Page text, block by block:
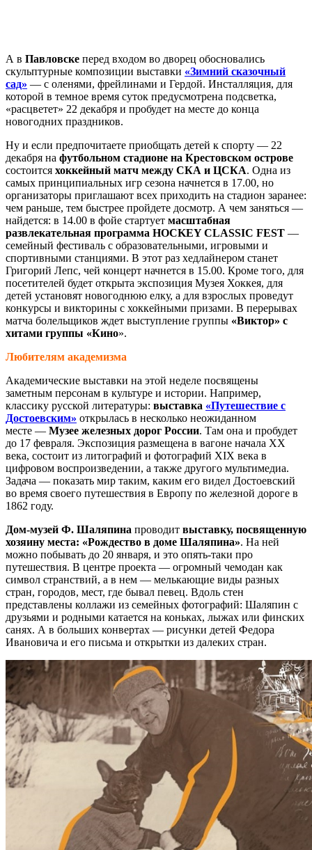
А в Павловске перед входом во дворец обосновались
скульптурные композиции выставки «Зимний сказочный
сад» — с оленями, фрейлинами и Гердой. Инсталляция, для
которой в темное время суток предусмотрена подсветка,
«расцветет» 22 декабря и пробудет на месте до конца
новогодних праздников.
Ну и если предпочитаете приобщать детей к спорту — 22
декабря на футбольном стадионе на Крестовском острове
состоится хоккейный матч между СКА и ЦСКА. Одна из
самых принципиальных игр сезона начнется в 17.00, но
организаторы приглашают всех приходить на стадион заранее:
чем раньше, тем быстрее пройдете досмотр. А чем заняться —
найдется: в 14.00 в фойе стартует масштабная
развлекательная программа HOCKEY CLASSIC FEST —
семейный фестиваль с образовательными, игровыми и
спортивными станциями. В этот раз хедлайнером станет
Григорий Лепс, чей концерт начнется в 15.00. Кроме того, для
посетителей будет открыта экспозиция Музея Хоккея, для
детей установят новогоднюю елку, а для взрослых проведут
конкурсы и викторины с хоккейными призами. В перерывах
матча болельщиков ждет выступление группы «Виктор» с
хитами группы «Кино».
Любителям академизма
Академические выставки на этой неделе посвящены
заметным персонам в культуре и истории. Например,
классику русской литературы: выставка «Путешествие с
Достоевским» открылась в несколько неожиданном
месте — Музее железных дорог России. Там она и пробудет
до 17 февраля. Экспозиция размещена в вагоне начала XX
века, состоит из литографий и фотографий XIX века в
цифровом воспроизведении, а также другого мультимедиа.
Задача — показать мир таким, каким его видел Достоевский
во время своего путешествия в Европу по железной дороге в
1862 году.
Дом-музей Ф. Шаляпина проводит выставку, посвященную
хозяину места: «Рождество в доме Шаляпина». На ней
можно побывать до 20 января, и это опять-таки про
путешествия. В центре проекта — огромный чемодан как
символ странствий, а в нем — мелькающие виды разных
стран, городов, мест, где бывал певец. Вдоль стен
представлены коллажи из семейных фотографий: Шаляпин с
друзьями и родными катается на коньках, лыжах или финских
санях. А в больших конвертах — рисунки детей Федора
Ивановича и его письма и открытки из далеких стран.